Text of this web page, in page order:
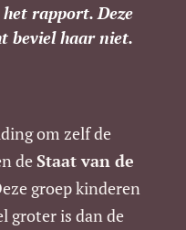
rapport. Deze
beviel haar niet.
om zelf de
deStaat van de
groep kinderen
groter is dan de